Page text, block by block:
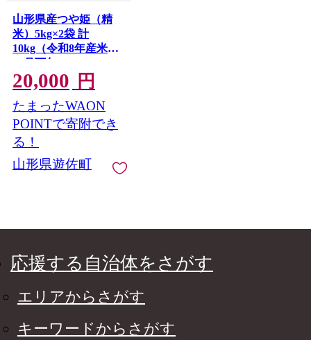
山形県産つや姫（精
米）5kg×2袋 計
10kg（令和8年産米）
11月下旬
20,000 円
たまったWAON
POINTで寄附でき
る！
山形県遊佐町
応援する自治体をさがす
エリアからさがす
キーワードからさがす